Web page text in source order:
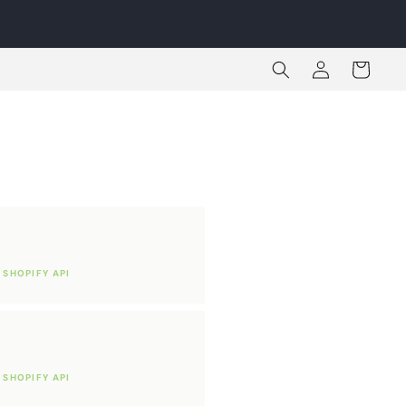
sesión
Carrito
SHOPIFY API
SHOPIFY API